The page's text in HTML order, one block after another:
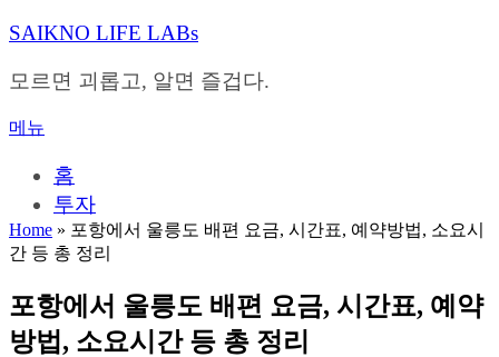
내
으
바
SAIKNO LIFE LABs
모르면 괴롭고, 알면 즐겁다.
메뉴
홈
투자
Home » 포항에서 울릉도 배편 요금, 시간표, 예약방법, 소요시
간 등 총 정리
포항에서 울릉도 배편 요금, 시간표, 예약
방법, 소요시간 등 총 정리